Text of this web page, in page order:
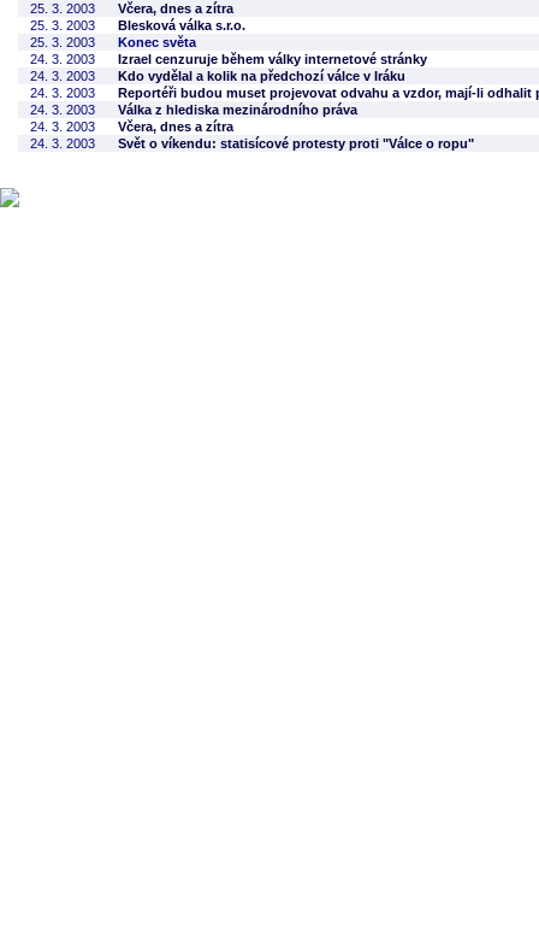
25. 3. 2003
Včera, dnes a zítra
25. 3. 2003
Blesková válka s.r.o.
25. 3. 2003
Konec světa
24. 3. 2003
Izrael cenzuruje během války internetové stránky
24. 3. 2003
Kdo vydělal a kolik na předchozí válce v Iráku
24. 3. 2003
Reportéři budou muset projevovat odvahu a vzdor, mají-li odhalit
24. 3. 2003
Válka z hlediska mezinárodního práva
24. 3. 2003
Včera, dnes a zítra
24. 3. 2003
Svět o víkendu: statisícové protesty proti "Válce o ropu"